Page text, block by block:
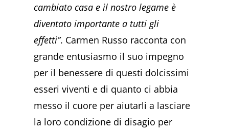
cambiato casa e il nostro legame è
diventato importante a tutti gli
effetti”. Carmen Russo racconta con
grande entusiasmo il suo impegno
per il benessere di questi dolcissimi
esseri viventi e di quanto ci abbia
messo il cuore per aiutarli a lasciare
la loro condizione di disagio per